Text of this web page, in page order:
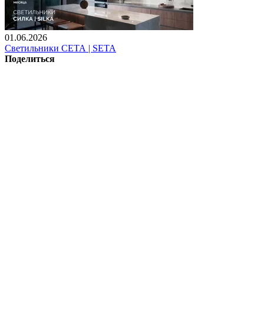
01.06.2026
Светильники СЕТА | SETA
Поделиться